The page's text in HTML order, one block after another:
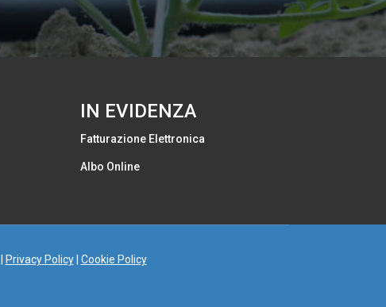
IN EVIDENZA
Fatturazione Elettronica
Albo Online
Privacy Policy| Cookie Policy